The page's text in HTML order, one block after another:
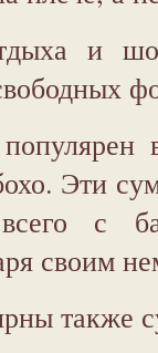
и
Эти
с
своим
также